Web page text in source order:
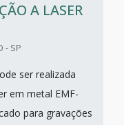
A LASER
- SP
ser realizada
em metal EMF-
para gravações